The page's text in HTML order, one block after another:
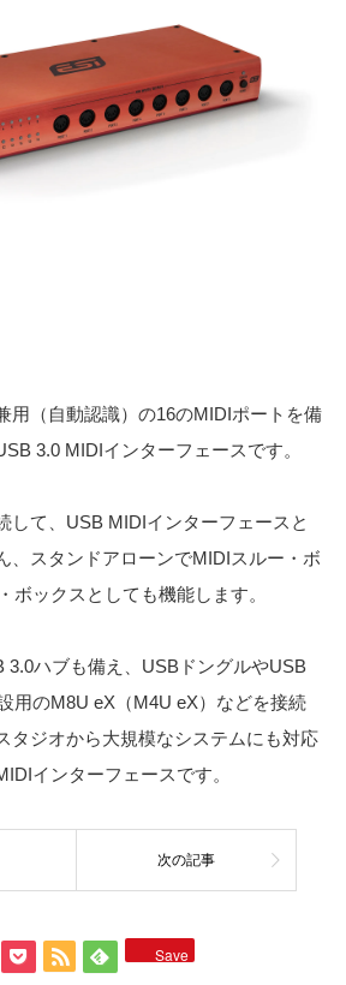
用（自動認識）の16のMIDIポートを備
3.0 MIDIインターフェースです。
して、USB MIDIインターフェースと
、スタンドアローンでMIDIスルー・ボ
ボックスとしても機能します。
3.0ハブも備え、USBドングルやUSB
用のM8U eX（M4U eX）などを接続
タジオから大規模なシステムにも対応
インターフェースです。
次の記事
Save